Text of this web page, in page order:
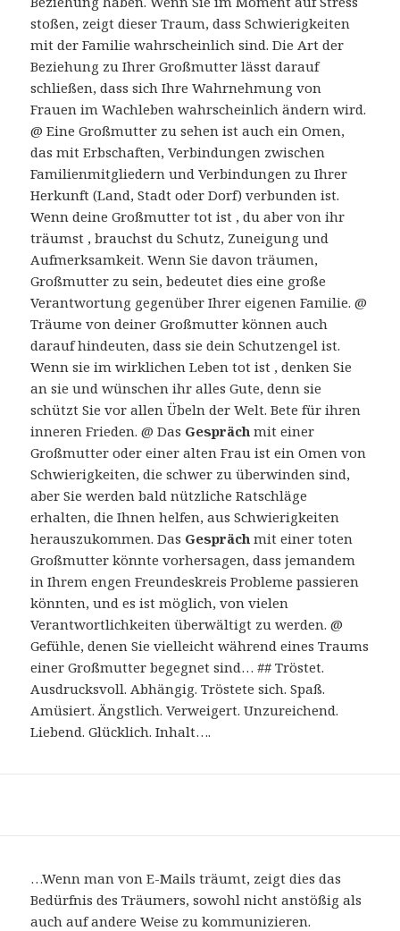
stoßen, zeigt dieser Traum, dass Schwierigkeiten
mit der Familie wahrscheinlich sind. Die Art der
Beziehung zu Ihrer Großmutter lässt darauf
schließen, dass sich Ihre Wahrnehmung von
Frauen im Wachleben wahrscheinlich ändern wird.
@ Eine Großmutter zu sehen ist auch ein Omen,
das mit Erbschaften, Verbindungen zwischen
Familienmitgliedern und Verbindungen zu Ihrer
Herkunft (Land, Stadt oder Dorf) verbunden ist.
Wenn deine Großmutter tot ist , du aber von ihr
träumst , brauchst du Schutz, Zuneigung und
Aufmerksamkeit. Wenn Sie davon träumen,
Großmutter zu sein, bedeutet dies eine große
Verantwortung gegenüber Ihrer eigenen Familie. @
Träume von deiner Großmutter können auch
darauf hindeuten, dass sie dein Schutzengel ist.
Wenn sie im wirklichen Leben tot ist , denken Sie
an sie und wünschen ihr alles Gute, denn sie
schützt Sie vor allen Übeln der Welt. Bete für ihren
inneren Frieden. @ Das Gespräch mit einer
Großmutter oder einer alten Frau ist ein Omen von
Schwierigkeiten, die schwer zu überwinden sind,
aber Sie werden bald nützliche Ratschläge
erhalten, die Ihnen helfen, aus Schwierigkeiten
herauszukommen. Das Gespräch mit einer toten
Großmutter könnte vorhersagen, dass jemandem
in Ihrem engen Freundeskreis Probleme passieren
könnten, und es ist möglich, von vielen
Verantwortlichkeiten überwältigt zu werden. @
Gefühle, denen Sie vielleicht während eines Traums
einer Großmutter begegnet sind… ## Tröstet.
Ausdrucksvoll. Abhängig. Tröstete sich. Spaß.
Amüsiert. Ängstlich. Verweigert. Unzureichend.
Liebend. Glücklich. Inhalt….
…Wenn man von E-Mails träumt, zeigt dies das
Bedürfnis des Träumers, sowohl nicht anstößig als
auch auf andere Weise zu kommunizieren.